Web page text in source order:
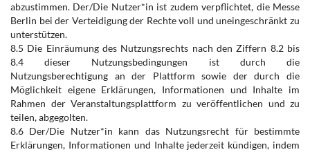
abzustimmen. Der/Die Nutzer*in ist zudem verpflichtet, die Messe
Berlin bei der Verteidigung der Rechte voll und uneingeschränkt zu
unterstützen.
8.5 Die Einräumung des Nutzungsrechts nach den Ziffern 8.2 bis
8.4 dieser Nutzungsbedingungen ist durch die
Nutzungsberechtigung an der Plattform sowie der durch die
Möglichkeit eigene Erklärungen, Informationen und Inhalte im
Rahmen der Veranstaltungsplattform zu veröffentlichen und zu
teilen, abgegolten.
8.6 Der/Die Nutzer*in kann das Nutzungsrecht für bestimmte
Erklärungen, Informationen und Inhalte jederzeit kündigen, indem